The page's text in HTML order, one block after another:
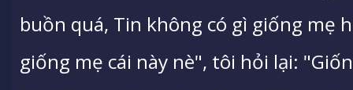
buồn quá, Tin không có gì giống mẹ
giống mẹ cái này nè", tôi hỏi lại: